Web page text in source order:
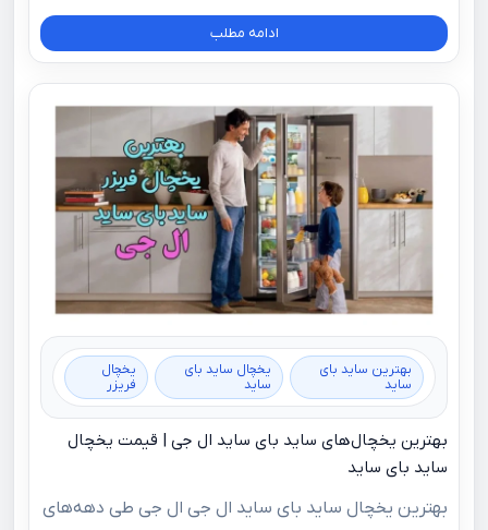
ادامه مطلب
بهترین ساید بای
ساید
یخچال ساید بای
ساید
یخچال
فریزر
بهترین یخچال‌های ساید بای ساید ال جی | قیمت یخچال
ساید بای ساید
بهترین یخچال ساید بای ساید ال جی ال‌ جی طی دهه‌های